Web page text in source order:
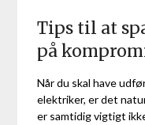
Tips til at
på
Når du skal have
elektriker, er det
er samtidig vigtigt